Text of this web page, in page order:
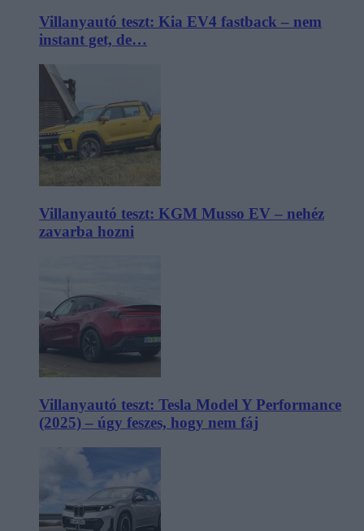
Villanyautó teszt: Kia EV4 fastback – nem
instant get, de…
Villanyautó teszt: KGM Musso EV – nehéz
zavarba hozni
Villanyautó teszt: Tesla Model Y Performance
(2025) – úgy feszes, hogy nem fáj